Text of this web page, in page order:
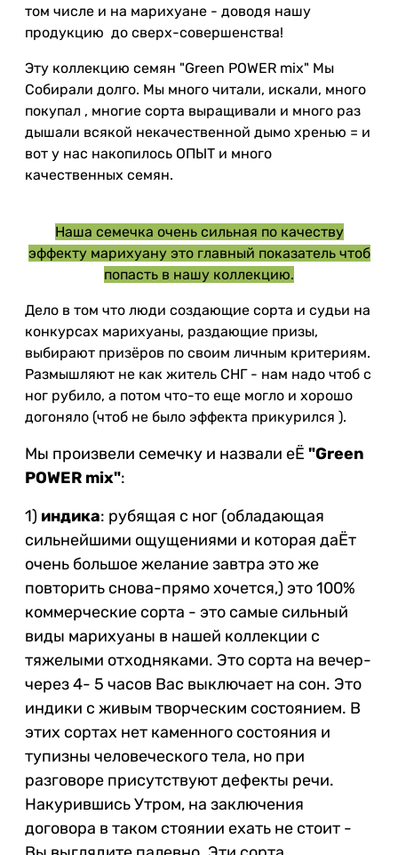
том числе и на марихуане - доводя нашу
продукцию до сверх-совершенства!
Эту коллекцию семян "Green POWER mix" Мы
Собирали долго. Мы много читали, искали, много
покупал , многие сорта выращивали и много раз
дышали всякой некачественной дымо хренью = и
вот у нас накопилось ОПЫТ и много
качественных семян.
Наша семечка очень сильная по качеству
эффекту марихуану это главный показатель чтоб
попасть в нашу коллекцию.
Дело в том что люди создающие сорта и судьи на
конкурсах марихуаны, раздающие призы,
выбирают призёров по своим личным критериям.
Размышляют не как житель СНГ - нам надо чтоб с
ног рубило, а потом что-то еще могло и хорошо
догоняло (чтоб не было эффекта прикурился ).
Мы произвели семечку и назвали еЁ "Green
POWER mix":
1) индика: рубящая с ног (обладающая
сильнейшими ощущениями и которая даЁт
очень большое желание завтра это же
повторить снова-прямо хочется,) это 100%
коммерческие сорта - это самые сильный
виды марихуаны в нашей коллекции с
тяжелыми отходняками. Это сорта на вечер-
через 4- 5 часов Вас выключает на сон. Это
индики с живым творческим состоянием. В
этих сортах нет каменного состояния и
тупизны человеческого тела, но при
разговоре присутствуют дефекты речи.
Накурившись Утром, на заключения
договора в таком стоянии ехать не стоит -